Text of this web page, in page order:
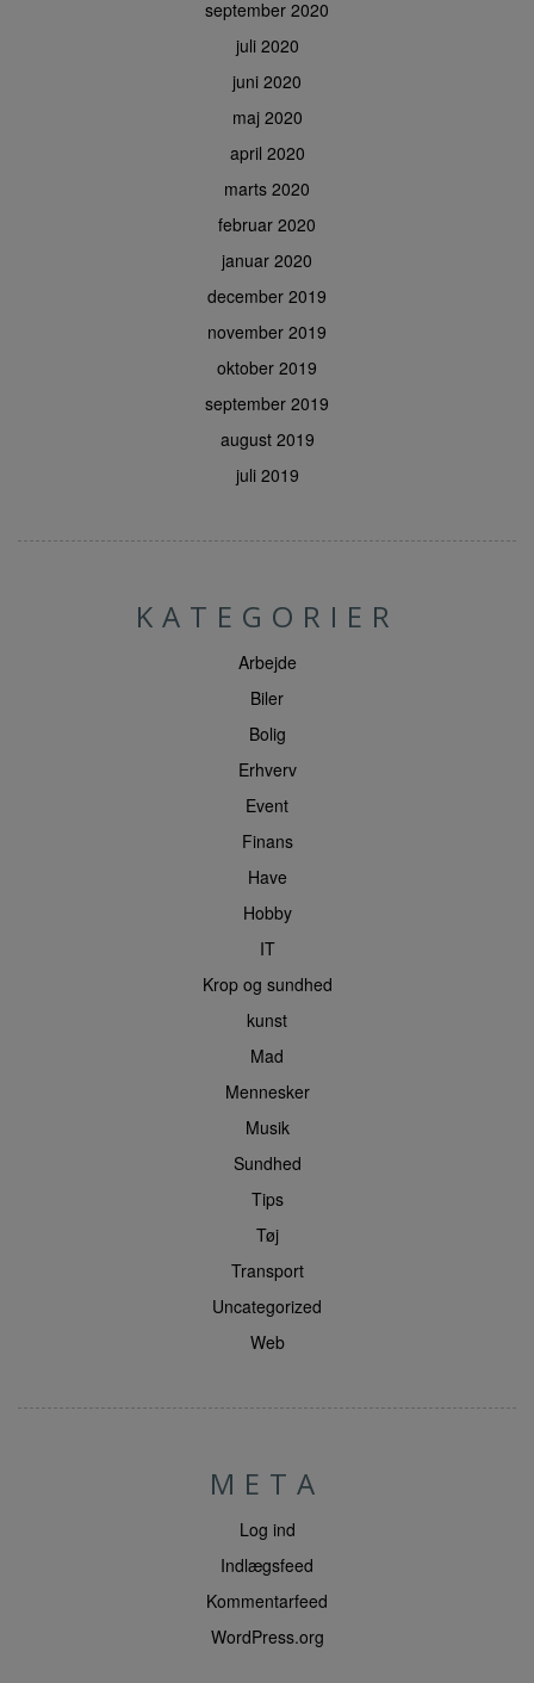
september 2020
juli 2020
juni 2020
maj 2020
april 2020
marts 2020
februar 2020
januar 2020
december 2019
november 2019
oktober 2019
september 2019
august 2019
juli 2019
KATEGORIER
Arbejde
Biler
Bolig
Erhverv
Event
Finans
Have
Hobby
IT
Krop og sundhed
kunst
Mad
Mennesker
Musik
Sundhed
Tips
Tøj
Transport
Uncategorized
Web
META
Log ind
Indlægsfeed
Kommentarfeed
WordPress.org